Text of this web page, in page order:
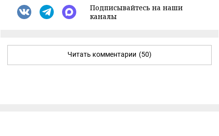
Подписывайтесь на наши
каналы
Читать комментарии (50)